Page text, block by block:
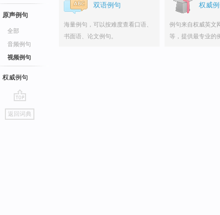
原声例句
全部
音频例句
视频例句
权威例句
go
top
返回词典
双语例句
海量例句，可以按难度查看口语、
书面语、论文例句。
权威
例句来自权威英文
等，提供最专业的